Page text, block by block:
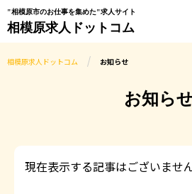
"相模原市のお仕事を集めた"求人サイト
相模原求人ドットコム
相模原求人ドットコム お知らせ
お知ら
現在表示する記事はございませ